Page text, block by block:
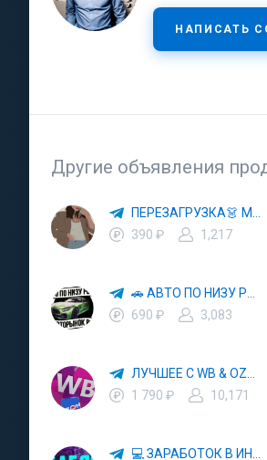
НАПИСАТЬ
Другие объявления
390 ₽
1,217
690 ₽
3,083
1 790 ₽
10,171